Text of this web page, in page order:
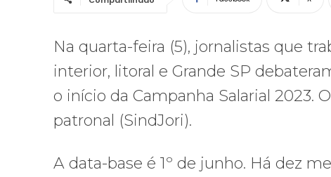
Na quarta-feira (5), jornalistas que
interior, litoral e Grande SP
o início da Campanha Salarial
patronal (SindJori).
A data-base é 1º de junho. Há dez